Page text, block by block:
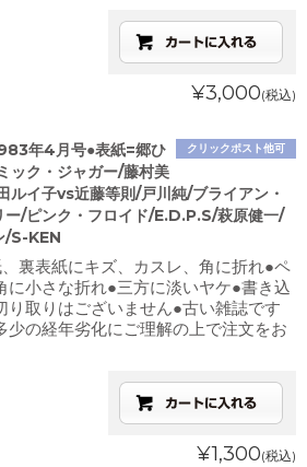
¥3,000(税込)
クリックポスト他可
年4月号●表紙=郷ひ
ック・ジャガー/藤村美
ルイ子vs近藤等則/戸川純/ブライアン・
ー/ピンク・フロイド/E.D.P.S/萩原健一/
/S-KEN
裏表紙にキズ、カスレ、角に折れ●ペ
に小さな折れ●三方に淡いヤケ●書き込
り取りはございません●古い雑誌です
少の経年劣化にご理解の上で注文をお
¥1,300(税込)